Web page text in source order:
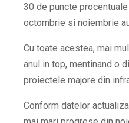
30 de puncte
octombrie si noiembrie
Cu toate acestea, mai
anul in top, mentinand o
proiectele majore din
Conform datelor